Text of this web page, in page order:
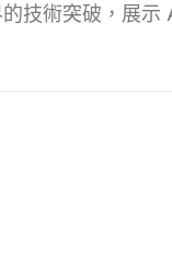
技術突破，展示